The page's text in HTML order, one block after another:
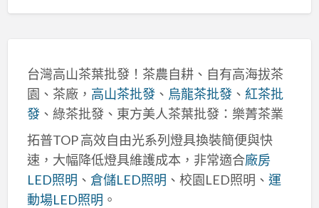
台灣高山茶葉批發！茶農自耕、自有高海拔茶
園、茶廠， 高山茶批發、 烏龍茶批發、 紅茶批
發、綠茶批發、東方美人茶葉批發：樂菁茶業
拓普TOP 高效自由光系列燈具換裝簡便與快
速，大幅降低燈具維護成本，非常適合廠房
LED照明 、 倉儲LED照明 、校園LED照明、 運
動場LED照明 。